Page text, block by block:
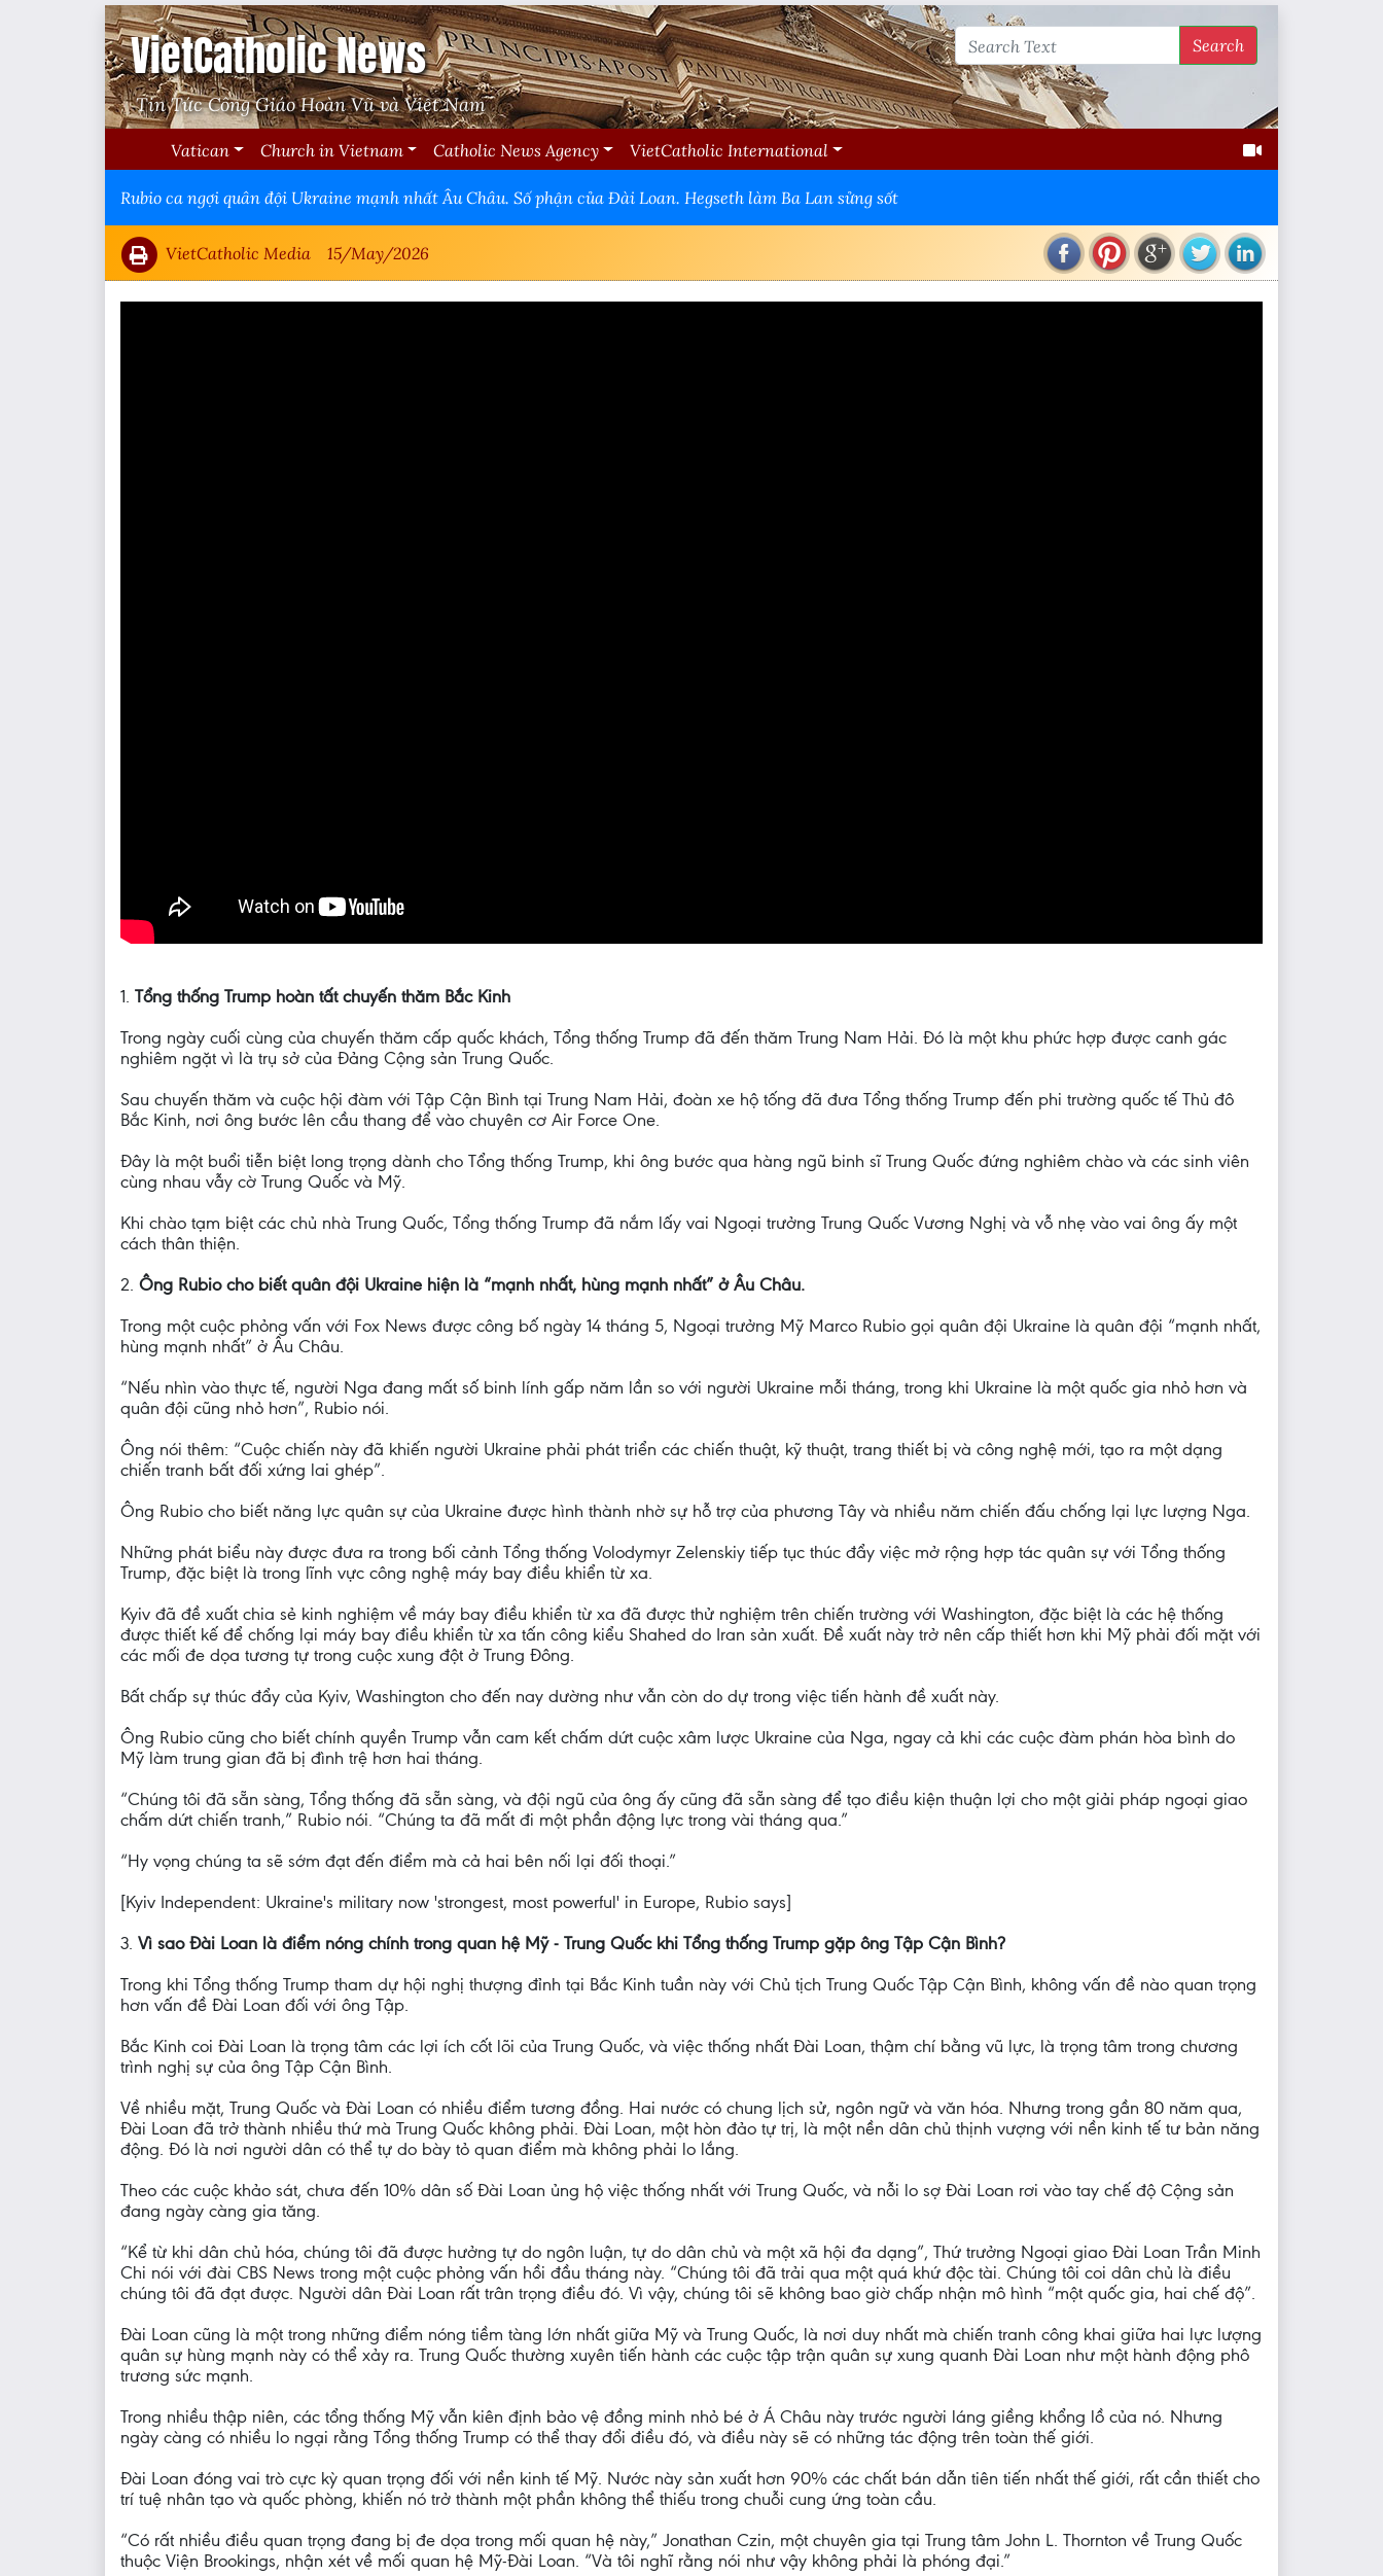
VietCatholic News
Tin Tức Công Giáo Hoàn Vũ và Việt Nam
Search
Vatican Church in Vietnam Catholic News Agency VietCatholic International
Rubio ca ngợi quân đội Ukraine mạnh nhất Âu Châu. Số phận của Đài Loan. Hegseth làm Ba Lan sửng sốt
VietCatholic Media 15/May/2026
1. Tổng thống Trump hoàn tất chuyến thăm Bắc Kinh
Trong ngày cuối cùng của chuyến thăm cấp quốc khách, Tổng thống Trump đã đến thăm Trung Nam Hải. Đó là một khu phức hợp được canh gác
nghiêm ngặt vì là trụ sở của Đảng Cộng sản Trung Quốc.
Sau chuyến thăm và cuộc hội đàm với Tập Cận Bình tại Trung Nam Hải, đoàn xe hộ tống đã đưa Tổng thống Trump đến phi trường quốc tế Thủ đô
Bắc Kinh, nơi ông bước lên cầu thang để vào chuyên cơ Air Force One.
Đây là một buổi tiễn biệt long trọng dành cho Tổng thống Trump, khi ông bước qua hàng ngũ binh sĩ Trung Quốc đứng nghiêm chào và các sinh viên
cùng nhau vẫy cờ Trung Quốc và Mỹ.
Khi chào tạm biệt các chủ nhà Trung Quốc, Tổng thống Trump đã nắm lấy vai Ngoại trưởng Trung Quốc Vương Nghị và vỗ nhẹ vào vai ông ấy một
cách thân thiện.
2. Ông Rubio cho biết quân đội Ukraine hiện là “mạnh nhất, hùng mạnh nhất” ở Âu Châu.
Trong một cuộc phỏng vấn với Fox News được công bố ngày 14 tháng 5, Ngoại trưởng Mỹ Marco Rubio gọi quân đội Ukraine là quân đội “mạnh nhất,
hùng mạnh nhất” ở Âu Châu.
“Nếu nhìn vào thực tế, người Nga đang mất số binh lính gấp năm lần so với người Ukraine mỗi tháng, trong khi Ukraine là một quốc gia nhỏ hơn và
quân đội cũng nhỏ hơn”, Rubio nói.
Ông nói thêm: “Cuộc chiến này đã khiến người Ukraine phải phát triển các chiến thuật, kỹ thuật, trang thiết bị và công nghệ mới, tạo ra một dạng
chiến tranh bất đối xứng lai ghép”.
Ông Rubio cho biết năng lực quân sự của Ukraine được hình thành nhờ sự hỗ trợ của phương Tây và nhiều năm chiến đấu chống lại lực lượng Nga.
Những phát biểu này được đưa ra trong bối cảnh Tổng thống Volodymyr Zelenskiy tiếp tục thúc đẩy việc mở rộng hợp tác quân sự với Tổng thống
Trump, đặc biệt là trong lĩnh vực công nghệ máy bay điều khiển từ xa.
Kyiv đã đề xuất chia sẻ kinh nghiệm về máy bay điều khiển từ xa đã được thử nghiệm trên chiến trường với Washington, đặc biệt là các hệ thống
được thiết kế để chống lại máy bay điều khiển từ xa tấn công kiểu Shahed do Iran sản xuất. Đề xuất này trở nên cấp thiết hơn khi Mỹ phải đối mặt với
các mối đe dọa tương tự trong cuộc xung đột ở Trung Đông.
Bất chấp sự thúc đẩy của Kyiv, Washington cho đến nay dường như vẫn còn do dự trong việc tiến hành đề xuất này.
Ông Rubio cũng cho biết chính quyền Trump vẫn cam kết chấm dứt cuộc xâm lược Ukraine của Nga, ngay cả khi các cuộc đàm phán hòa bình do
Mỹ làm trung gian đã bị đình trệ hơn hai tháng.
“Chúng tôi đã sẵn sàng, Tổng thống đã sẵn sàng, và đội ngũ của ông ấy cũng đã sẵn sàng để tạo điều kiện thuận lợi cho một giải pháp ngoại giao
chấm dứt chiến tranh,” Rubio nói. “Chúng ta đã mất đi một phần động lực trong vài tháng qua.”
“Hy vọng chúng ta sẽ sớm đạt đến điểm mà cả hai bên nối lại đối thoại.”
[Kyiv Independent: Ukraine's military now 'strongest, most powerful' in Europe, Rubio says]
3. Vì sao Đài Loan là điểm nóng chính trong quan hệ Mỹ - Trung Quốc khi Tổng thống Trump gặp ông Tập Cận Bình?
Trong khi Tổng thống Trump tham dự hội nghị thượng đỉnh tại Bắc Kinh tuần này với Chủ tịch Trung Quốc Tập Cận Bình, không vấn đề nào quan trọng
hơn vấn đề Đài Loan đối với ông Tập.
Bắc Kinh coi Đài Loan là trọng tâm các lợi ích cốt lõi của Trung Quốc, và việc thống nhất Đài Loan, thậm chí bằng vũ lực, là trọng tâm trong chương
trình nghị sự của ông Tập Cận Bình.
Về nhiều mặt, Trung Quốc và Đài Loan có nhiều điểm tương đồng. Hai nước có chung lịch sử, ngôn ngữ và văn hóa. Nhưng trong gần 80 năm qua,
Đài Loan đã trở thành nhiều thứ mà Trung Quốc không phải. Đài Loan, một hòn đảo tự trị, là một nền dân chủ thịnh vượng với nền kinh tế tư bản năng
động. Đó là nơi người dân có thể tự do bày tỏ quan điểm mà không phải lo lắng.
Theo các cuộc khảo sát, chưa đến 10% dân số Đài Loan ủng hộ việc thống nhất với Trung Quốc, và nỗi lo sợ Đài Loan rơi vào tay chế độ Cộng sản
đang ngày càng gia tăng.
“Kể từ khi dân chủ hóa, chúng tôi đã được hưởng tự do ngôn luận, tự do dân chủ và một xã hội đa dạng”, Thứ trưởng Ngoại giao Đài Loan Trần Minh
Chi nói với đài CBS News trong một cuộc phỏng vấn hồi đầu tháng này. “Chúng tôi đã trải qua một quá khứ độc tài. Chúng tôi coi dân chủ là điều
chúng tôi đã đạt được. Người dân Đài Loan rất trân trọng điều đó. Vì vậy, chúng tôi sẽ không bao giờ chấp nhận mô hình “một quốc gia, hai chế độ”.
Đài Loan cũng là một trong những điểm nóng tiềm tàng lớn nhất giữa Mỹ và Trung Quốc, là nơi duy nhất mà chiến tranh công khai giữa hai lực lượng
quân sự hùng mạnh này có thể xảy ra. Trung Quốc thường xuyên tiến hành các cuộc tập trận quân sự xung quanh Đài Loan như một hành động phô
trương sức mạnh.
Trong nhiều thập niên, các tổng thống Mỹ vẫn kiên định bảo vệ đồng minh nhỏ bé ở Á Châu này trước người láng giềng khổng lồ của nó. Nhưng
ngày càng có nhiều lo ngại rằng Tổng thống Trump có thể thay đổi điều đó, và điều này sẽ có những tác động trên toàn thế giới.
Đài Loan đóng vai trò cực kỳ quan trọng đối với nền kinh tế Mỹ. Nước này sản xuất hơn 90% các chất bán dẫn tiên tiến nhất thế giới, rất cần thiết cho
trí tuệ nhân tạo và quốc phòng, khiến nó trở thành một phần không thể thiếu trong chuỗi cung ứng toàn cầu.
“Có rất nhiều điều quan trọng đang bị đe dọa trong mối quan hệ này,” Jonathan Czin, một chuyên gia tại Trung tâm John L. Thornton về Trung Quốc
thuộc Viện Brookings, nhận xét về mối quan hệ Mỹ-Đài Loan. “Và tôi nghĩ rằng nói như vậy không phải là phóng đại.”